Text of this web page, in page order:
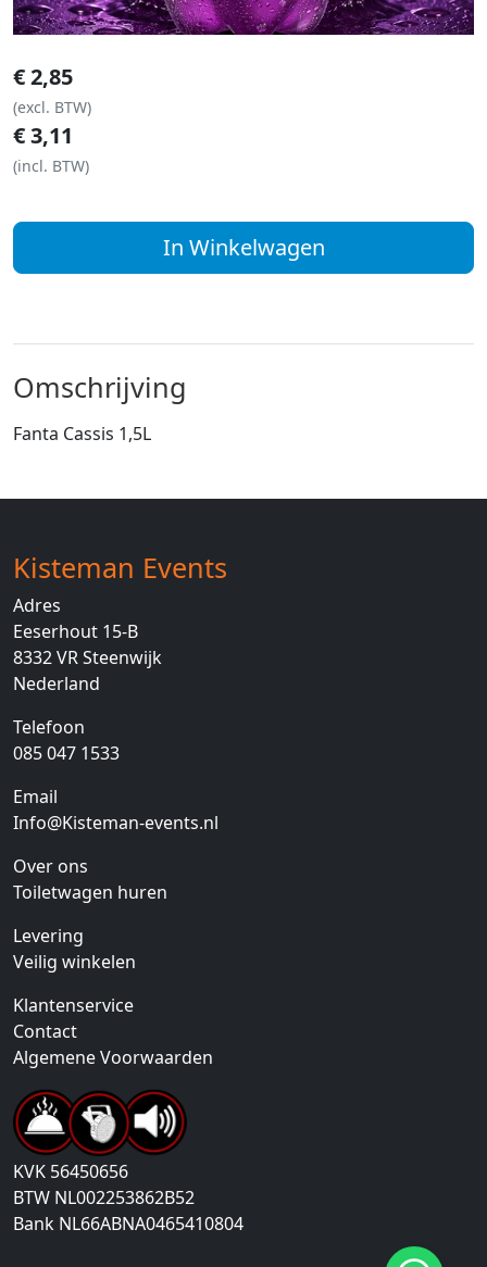
€2,85
(excl. BTW)
€3,11
(incl. BTW)
In Winkelwagen
Omschrijving
Fanta Cassis 1,5L
Kisteman Events
Adres
Eeserhout 15-B
8332 VRSteenwijk
Nederland
Telefoon
085 047 1533
Email
Info@Kisteman-events.nl
Over ons
Toiletwagen huren
Levering
Veilig winkelen
Klantenservice
Contact
Algemene Voorwaarden
KVK 56450656
BTW NL002253862B52
Bank NL66ABNA0465410804